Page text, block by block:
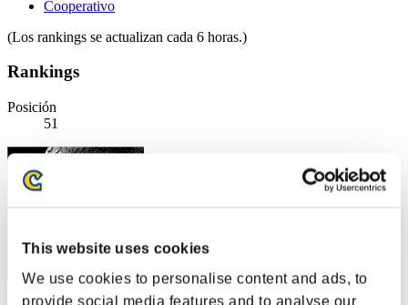
This website uses cookies
We use cookies to personalise content and ads, to
provide social media features and to analyse our
Cooperativo
(Los rankings se actualizan cada 6 horas.)
Rankings
Posición
51